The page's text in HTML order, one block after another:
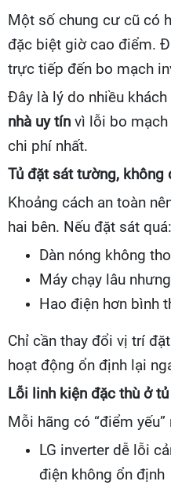
Một số chung cư cũ có
đặc biệt giờ cao điểm.
trực tiếp đến bo mạch
Đây là lý do nhiều
nhà uy tín vì lỗi bo
chi phí nhất.
Tủ đặt sát tường, không
Khoảng cách an toàn
hai bên. Nếu đặt sát quá:
Dàn nóng không
Máy chạy lâu
Hao điện hơn bình
Chỉ cần thay đổi vị trí
hoạt động ổn định lại
Lỗi linh kiện đặc thù ở
Mỗi hãng có “điểm yếu”
LG inverter dễ lỗi
điện không ổn định